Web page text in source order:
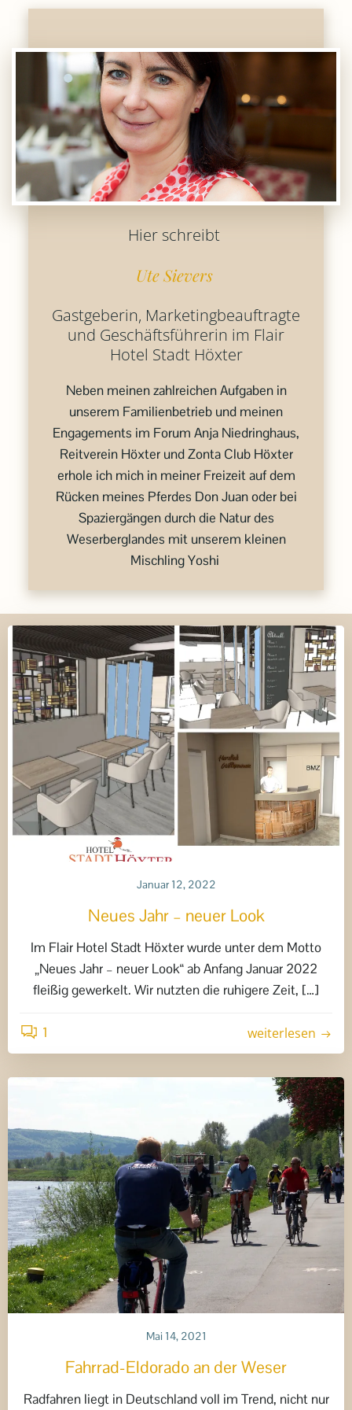
Hier schreibt
Ute Sievers
Gastgeberin, Marketingbeauftragte
und Geschäftsführerin im Flair
Hotel Stadt Höxter
Neben meinen zahlreichen Aufgaben in
unserem Familienbetrieb und meinen
Engagements im Forum Anja Niedringhaus,
Reitverein Höxter und Zonta Club Höxter
erhole ich mich in meiner Freizeit auf dem
Rücken meines Pferdes Don Juan oder bei
Spaziergängen durch die Natur des
Weserberglandes mit unserem kleinen
Mischling Yoshi
Januar 12, 2022
Neues Jahr – neuer Look
Im Flair Hotel Stadt Höxter wurde unter dem Motto
„Neues Jahr – neuer Look“ ab Anfang Januar 2022
fleißig gewerkelt. Wir nutzten die ruhigere Zeit, […]
1 weiterlesen
Mai 14, 2021
Fahrrad-Eldorado an der Weser
Radfahren liegt in Deutschland voll im Trend, nicht nur